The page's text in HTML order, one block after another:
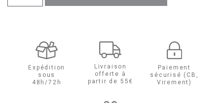
Expédition
sous
48h/72h
Livraison
offerte à
partir de 55€
Paiement
sécurisé (CB,
Virement)